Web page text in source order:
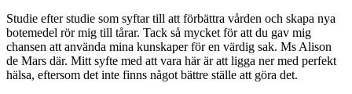
Studie efter studie som syftar till att förbättra vården och skapa nya
botemedel rör mig till tårar. Tack så mycket för att du gav mig
chansen att använda mina kunskaper för en värdig sak. Ms Alison
de Mars där. Mitt syfte med att vara här är att ligga ner med perfekt
hälsa, eftersom det inte finns något bättre ställe att göra det.